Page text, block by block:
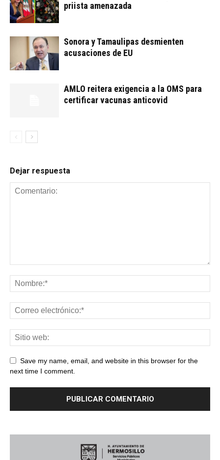
priista amenazada
Sonora y Tamaulipas desmienten
acusaciones de EU
AMLO reitera exigencia a la OMS para
certificar vacunas anticovid
Dejar respuesta
Save my name, email, and website in this browser for the
next time I comment.